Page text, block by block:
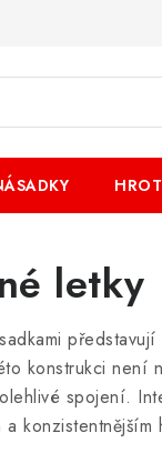
letky
konstrukci není
spojení.
konzistentnějším